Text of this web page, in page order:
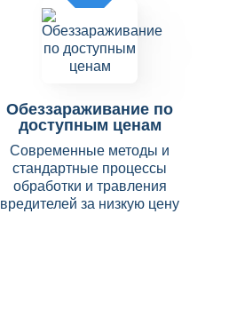
Обеззараживание по
доступным ценам
Современные методы и
стандартные процессы
обработки и травления
вредителей за низкую цену